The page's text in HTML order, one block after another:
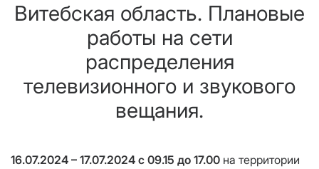
Витебская область. Плановые
работы на сети
распределения
телевизионного и звукового
вещания.
16.07.2024 – 17.07.2024 с 09.15 до 17.00 на территории